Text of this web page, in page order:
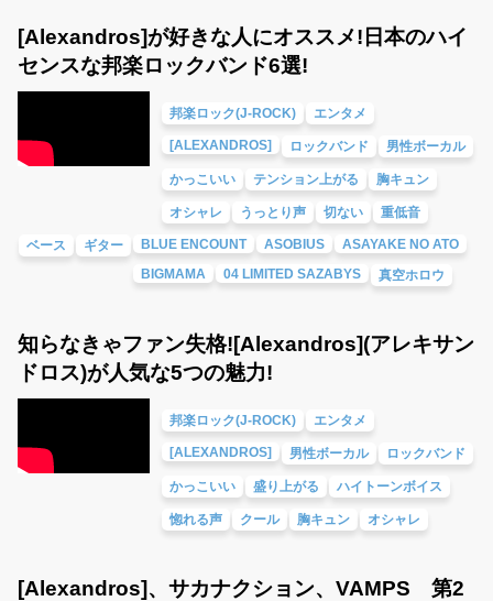
[Alexandros]が好きな人にオススメ!日本のハイ
センスな邦楽ロックバンド6選!
邦楽ロック(J-ROCK) エンタメ
[ALEXANDROS] ロックバンド 男性ボーカル
かっこいい テンション上がる 胸キュン
オシャレ うっとり声 切ない 重低音
ベース ギター BLUE ENCOUNT ASOBIUS
ASAYAKE NO ATO
BIGMAMA
04 LIMITED SAZABYS 真空ホロウ
知らなきゃファン失格![Alexandros](アレキサン
ドロス)が人気な5つの魅力!
邦楽ロック(J-ROCK) エンタメ
[ALEXANDROS] 男性ボーカル ロックバンド
かっこいい 盛り上がる ハイトーンボイス
惚れる声 クール 胸キュン オシャレ
[Alexandros]、サカナクション、VAMPS 第2